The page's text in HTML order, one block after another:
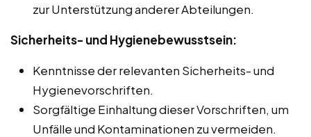
zur Unterstützung anderer Abteilungen.
Sicherheits- und Hygienebewusstsein:
Kenntnisse der relevanten Sicherheits- und
Hygienevorschriften.
Sorgfältige Einhaltung dieser Vorschriften, um
Unfälle und Kontaminationen zu vermeiden.